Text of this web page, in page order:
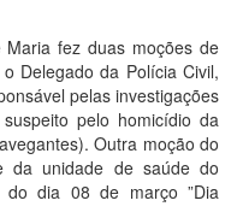
fez duas moções de
Delegado da Polícia Civil,
pelas investigações
pelo homicídio da
Outra moção do
da unidade de saúde do
do dia 08 de março ”Dia